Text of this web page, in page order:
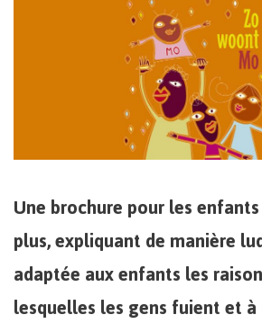
Une brochure pour les
plus, expliquant de manière
adaptée aux enfants les
lesquelles les gens fuient et